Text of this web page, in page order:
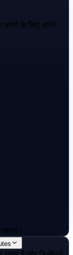
करने के लिए अपने